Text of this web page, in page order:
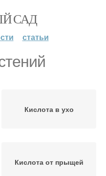
САД
статьи
Кислота в ухо
Кислота от прыщей